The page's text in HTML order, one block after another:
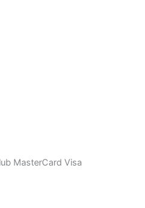
MasterCard Visa